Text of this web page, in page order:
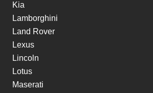
Kia
Lamborghini
Land Rover
Lexus
Lincoln
Lotus
Maserati